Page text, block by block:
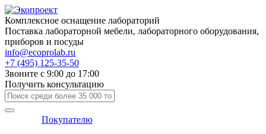
Комплексное оснащение лабораторий
Поставка лабораторной мебели, лабораторного оборудования,
приборов и посуды
info@ecoprolab.ru
+7 (495) 125-35-50
Звоните с 9:00 до 17:00
Получить консультацию
Покупателю